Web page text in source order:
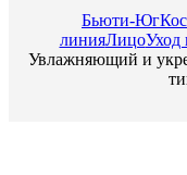
Бьюти-Юг
линияЛицоУход
Увлажняющий и